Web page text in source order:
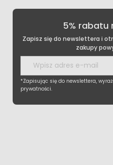
5% rabatu
Zapisz się do newslettera i
zakupy
*Zapisując się do newslettera,
prywatności.